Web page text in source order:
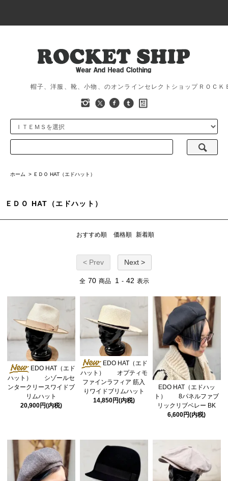
帽子、洋服、靴、小物、のオンラインセレクトショップＲＯＣ
ホーム > ＥＤＯ HAT（エドハット）
ＥＤＯ HAT（エドハット）
おすすめ順 価格順 新着順
< Prev Next >
全 70 商品 1 - 42 表示
EDO HAT（エド
ハット） シゾールセ
ンタークリースワイドブ
リムハット
20,900円(内税)
EDO HAT（エド
ハット） オプティモ
ファインラフィア 筋入
りワイドブリムハット
14,850円(内税)
EDO HAT（エドハッ
ト） 8パネルファブ
リックリブベレー BK
6,600円(内税)